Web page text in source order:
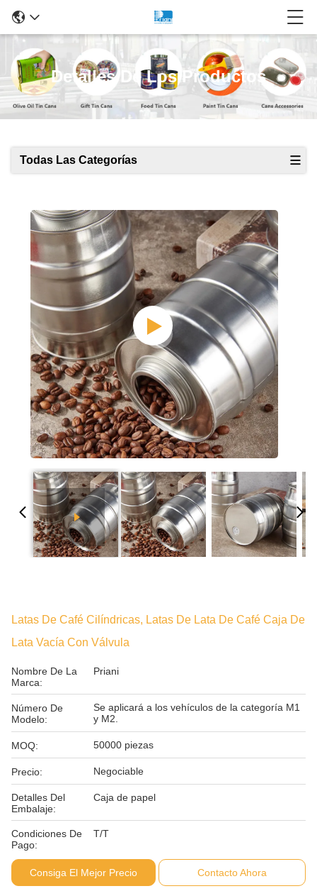
Detalles De Los Productos
Todas Las Categorías
Latas De Café Cilíndricas, Latas De Lata De Café Caja De
Lata Vacía Con Válvula
Nombre De La
Marca:
Priani
Número De
Modelo:
Se aplicará a los vehículos de la categoría M1
y M2.
MOQ: 50000 piezas
Precio: Negociable
Detalles Del
Embalaje:
Caja de papel
Condiciones De
Pago:
T/T
Consiga El Mejor Precio Contacto Ahora